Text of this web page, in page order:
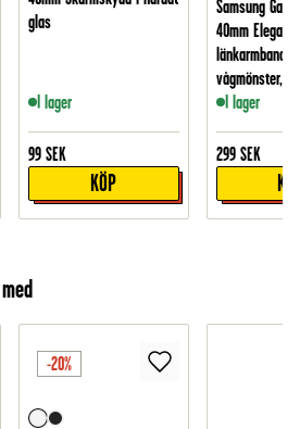
glas
I lager
99 SEK
KÖP
Samsung
40mm Elegant
länkarmband
vågmönster,
I lager
299 SEK
-20%